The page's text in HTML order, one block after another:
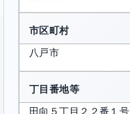
市区町村
八戸市
丁目番地等
田向５丁目２２番１号